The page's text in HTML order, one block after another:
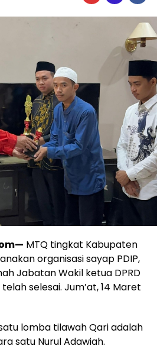
— MTQ tingkat Kabupaten
organisasi sayap PDIP,
Jabatan Wakil ketua DPRD
selesai. Jum’at, 14 Maret
lomba tilawah Qari adalah
satu Nurul Adawiah.